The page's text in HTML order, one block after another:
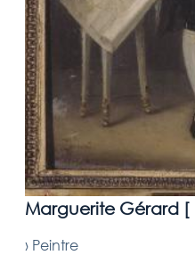
Marguerite Gérard [
› Peintre